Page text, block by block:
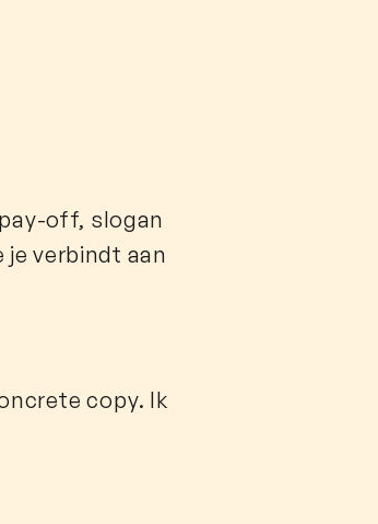
off, slogan
je verbindt aan
copy. Ik